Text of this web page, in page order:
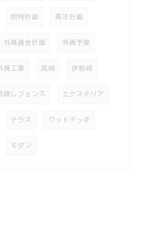
同時計画 高さ計画
外構資金計画 外構予算
構工事 高崎 伊勢崎
隠しフェンス エクステリア
テラス ウッドデッキ
モダン